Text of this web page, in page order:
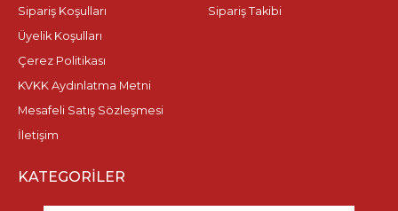
Sipariş Koşulları
Üyelik Koşulları
Çerez Politikası
KVKK Aydınlatma Metni
Mesafeli Satış Sözleşmesi
İletişim
Sipariş Takibi
KATEGORILER